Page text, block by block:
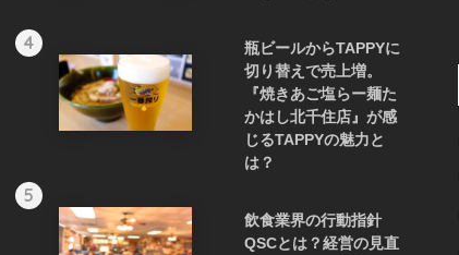
4
瓶ビールからTAPPYに
切り替えで売上増。
『焼きあご塩らー麺た
かはし北千住店』が感
じるTAPPYの魅力と
は？
5
飲食業界の行動指針
QSCとは？経営の見直